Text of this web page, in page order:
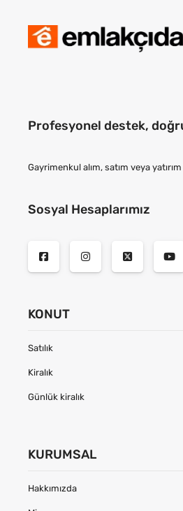
Profesyonel destek,
Gayrimenkul alım, satım veya
Sosyal Hesaplarımız
KONUT
Satılık
Kiralık
Günlük kiralık
KURUMSAL
Hakkımızda